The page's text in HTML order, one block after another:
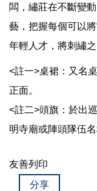
闆，繡莊在不斷變
藝，把握每個可以
年輕人才，將刺繡之
<註一>桌裙：又名
正面。
<註二>頭旗：於出
明寺廟或陣頭隊伍名
友善列印
分享